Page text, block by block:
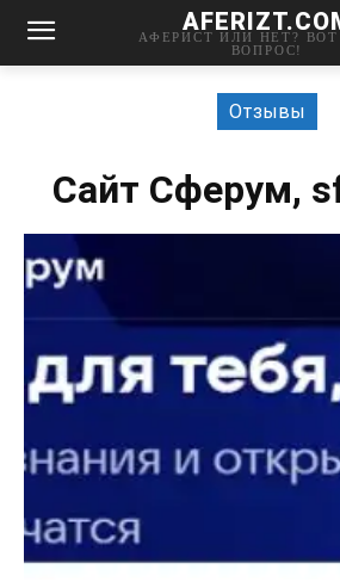
АФЕРИСТ ИЛИ НЕТ?
ВОПРОС!
Отзывы
Сайт Сферум,